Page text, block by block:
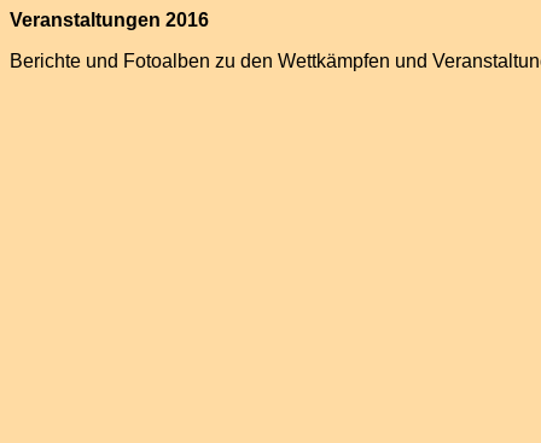
Veranstaltungen 2016
Berichte und Fotoalben zu den Wettkämpfen und